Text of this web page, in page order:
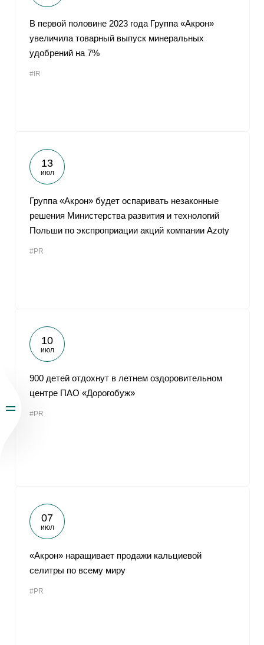
В первой половине 2023 года Группа «Акрон»
увеличила товарный выпуск минеральных
удобрений на 7%
#IR
13
июл
Группа «Акрон» будет оспаривать незаконные
решения Министерства развития и технологий
Польши по экспроприации акций компании Azoty
#PR
10
июл
900 детей отдохнут в летнем оздоровительном
центре ПАО «Дорогобуж»
#PR
07
июл
«Акрон» наращивает продажи кальциевой
селитры по всему миру
#PR